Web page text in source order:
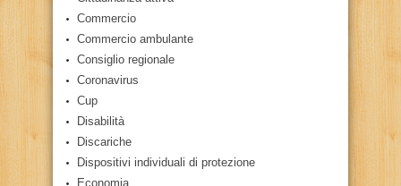
Commercio
Commercio ambulante
Consiglio regionale
Coronavirus
Cup
Disabilità
Discariche
Dispositivi individuali di protezione
Economia